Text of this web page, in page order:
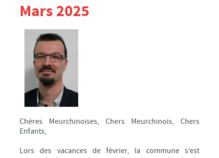
Mars 2025
Chères Meurchinoises, Chers Meurchinois, Chers
Enfants,
Lors des vacances de février, la commune s’est